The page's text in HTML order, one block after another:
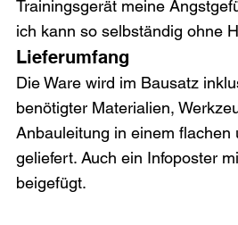
Trainingsgerät meine
ich kann so selbständig ohne
Lieferumfang
Die Ware wird im Bausatz
benötigter Materialien,
Anbauleitung in einem flachen
geliefert. Auch ein Infoposter
beigefügt.